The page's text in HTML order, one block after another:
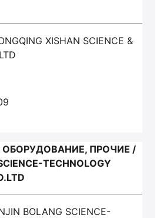
XISHAN SCIENCE &
ПРОЧИЕ /
TECHNOLOGY
BOLANG SCIENCE-